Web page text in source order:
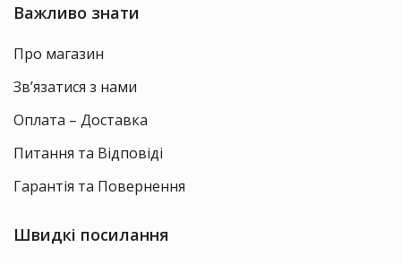
Важливо знати
Про магазин
Зв’язатися з нами
Оплата – Доставка
Питання та Відповіді
Гарантія та Повернення
Швидкі посилання